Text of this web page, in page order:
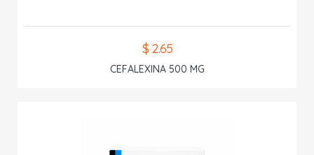
$ 2.65
CEFALEXINA 500 MG